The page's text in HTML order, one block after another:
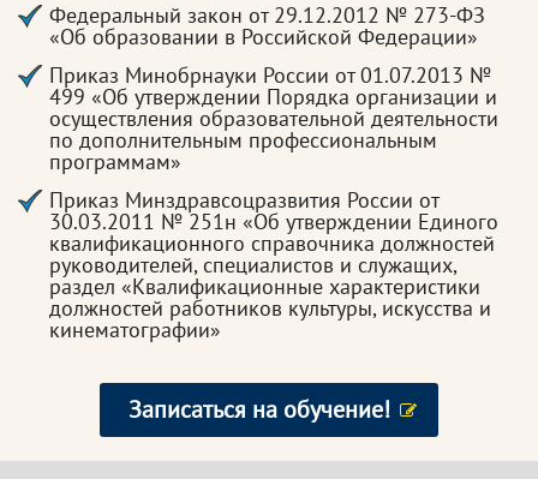
Федеральный закон от 29.12.2012 № 273-ФЗ
«Об образовании в Российской Федерации»
Приказ Минобрнауки России от 01.07.2013 №
499 «Об утверждении Порядка организации и
осуществления образовательной деятельности
по дополнительным профессиональным
программам»
Приказ Минздравсоцразвития России от
30.03.2011 № 251н «Об утверждении Единого
квалификационного справочника должностей
руководителей, специалистов и служащих,
раздел «Квалификационные характеристики
должностей работников культуры, искусства и
кинематографии»
Записаться на обучение!